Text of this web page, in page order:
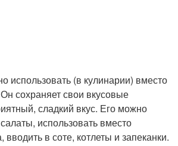
использовать (в кулинарии) вместо
сохраняет свои вкусовые
сладкий вкус. Его можно
использовать вместо
вводить в соте, котлеты и запеканки.